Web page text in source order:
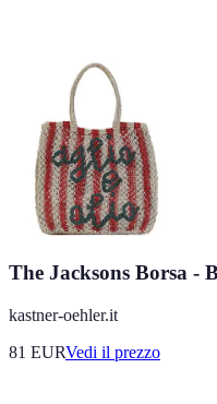
The Jacksons Borsa -
kastner-oehler.it
81 EURVedi il prezzo